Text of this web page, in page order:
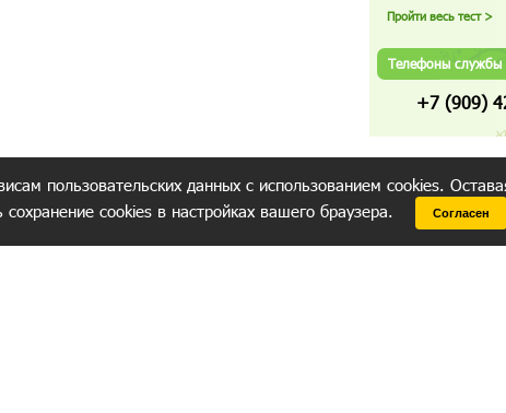
Телефоны службы
+7 (909)
пользовательских данных с использованием cookies.
cookies в настройках вашего браузера. Согласен